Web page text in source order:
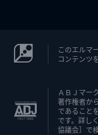
このエルマ
コンテンツ
ＡＢＪマー
著作権者か
であること
です。詳し
協議会］で